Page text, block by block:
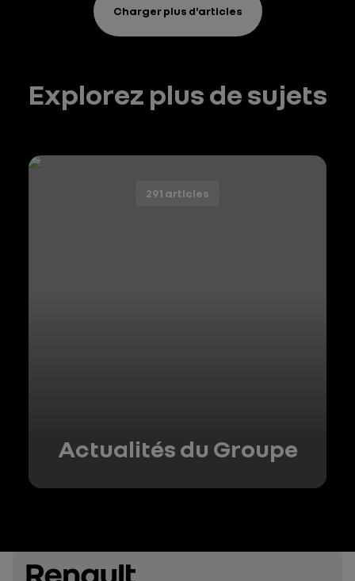
Charger plus d'articles
Explorez plus de sujets
Actualités du Groupe
291 articles